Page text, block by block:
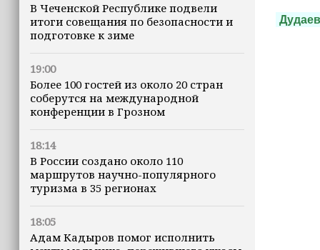
В Чеченской Республике подвели
итоги совещания по безопасности и
подготовке к зиме
19:00
Более 100 гостей из около 20 стран
соберутся на международной
конференции в Грозном
18:14
В России создано около 110
маршрутов научно-популярного
туризма в 35 регионах
18:05
Адам Кадыров помог исполнить
Дудаев